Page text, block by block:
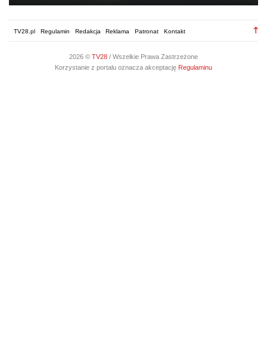
TV28.pl Regulamin Redakcja Reklama Patronat Kontakt
2026 © TV28 / Wszelkie Prawa Zastrzeżone
Korzystanie z portalu oznacza akceptację Regulaminu